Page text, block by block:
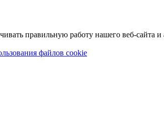
правильную работу нашего веб-сайта и
файлов cookie